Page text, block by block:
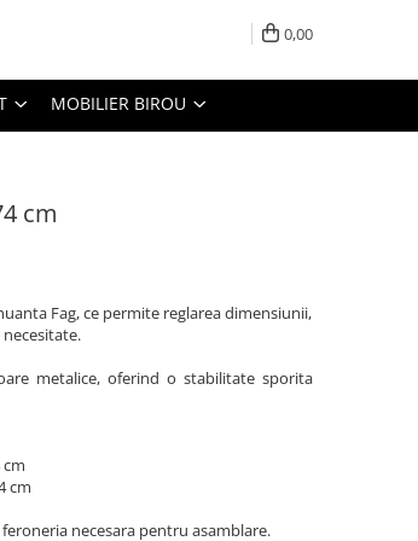
0,00
MOBILIER BIROU
cm
Fag, ce permite reglarea dimensiunii,
metalice, oferind o stabilitate sporita
cm
necesara pentru asamblare.